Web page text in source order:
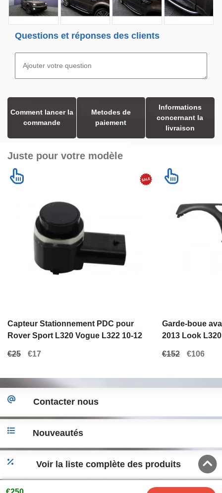
Questions et réponses des clients
Comment lancer la
commande
Metodes de
paiement
Informations
concernant la
livraison
Juste pour votre modèle
Capteur Stationnement PDC pour
Rover Sport L320 Vogue L322 10-12
€25 €17
Garde-boue
2013 Look
€152 €106
Contacter nous
Nouveautés
Voir la liste complète des produits